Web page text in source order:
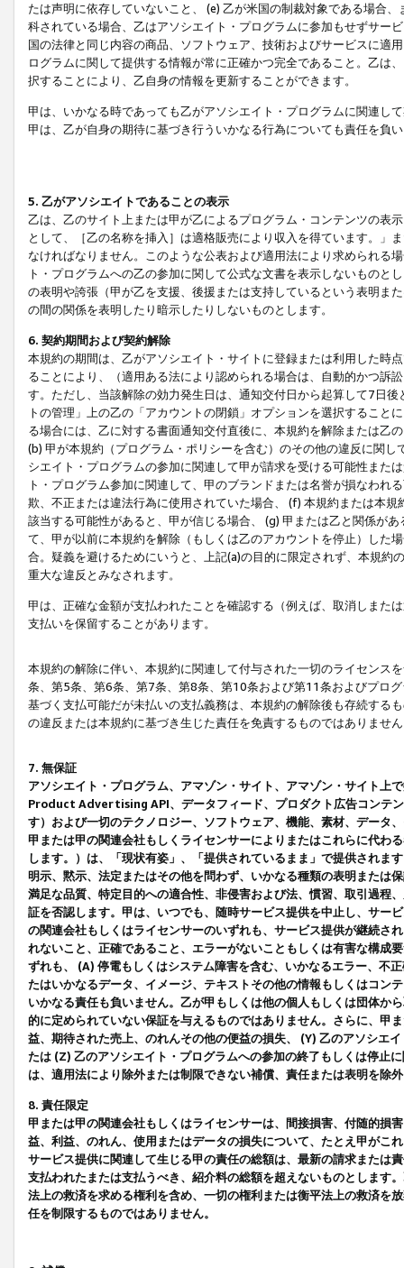
たは声明に依存していないこと、 (e) 乙が米国の制裁対象である場合
科されている場合、乙はアソシエイト・プログラムに参加もせずサー
国の法律と同じ内容の商品、ソフトウェア、技術およびサービスに適
ログラムに関して提供する情報が常に正確かつ完全であること。乙は
択することにより、乙自身の情報を更新することができます。
甲は、いかなる時であっても乙がアソシエイト・プログラムに関連し
甲は、乙が自身の期待に基づき行ういかなる行為についても責任を負
5. 乙がアソシエイトであることの表示
乙は、乙のサイト上または甲が乙によるプログラム・コンテンツの表
として、［乙の名称を挿入］は適格販売により収入を得ています。」
なければなりません。このような公表および適用法により求められる
ト・プログラムへの乙の参加に関して公式な文書を表示しないもの
の表明や誇張（甲が乙を支援、後援または支持しているという表明ま
の間の関係を表明したり暗示したりしないものとします。
6. 契約期間および契約解除
本規約の期間は、乙がアソシエイト・サイトに登録または利用した時
ることにより、（適用ある法により認められる場合は、自動的かつ訴
す。ただし、当該解除の効力発生日は、通知交付日から起算して7日
トの管理」上の乙の「アカウントの閉鎖」オプションを選択するこ
る場合には、乙に対する書面通知交付直後に、本規約を解除または乙
(b) 甲が本規約（プログラム・ポリシーを含む）のその他の違反に関
シエイト・プログラムの参加に関連して甲が請求を受ける可能性また
ト・プログラム参加に関連して、甲のブランドまたは名誉が損なわれ
欺、不正または違法行為に使用されていた場合、 (f) 本規約または本
該当する可能性があると、甲が信じる場合、 (g) 甲または乙と関係が
て、甲が以前に本規約を解除（もしくは乙のアカウントを停止）した
合。疑義を避けるためにいうと、上記(a)の目的に限定されず、本規
重大な違反とみなされます。
甲は、正確な金額が支払われたことを確認する（例えば、取消しまた
支払いを保留することがあります。
本規約の解除に伴い、本規約に関連して付与された一切のライセンス
条、第5条、第6条、第7条、第8条、第10条および第11条およびプロ
基づく支払可能だが未払いの支払義務は、本規約の解除後も存続する
の違反または本規約に基づき生じた責任を免責するものではありませ
7. 無保証
アソシエイト・プログラム、アマゾン・サイト、アマゾン・サイト上
Product Advertising API、データフィード、プロダクト広告コンテ
す）および一切のテクノロジー、ソフトウェア、機能、素材、データ
甲または甲の関連会社もしくライセンサーによりまたはこれらに代わ
します。）は、「現状有姿」、「提供されているまま」で提供されま
明示、黙示、法定またはその他を問わず、いかなる種類の表明または
満足な品質、特定目的への適合性、非侵害および法、慣習、取引過程
証を否認します。甲は、いつでも、随時サービス提供を中止し、サー
の関連会社もしくはライセンサーのいずれも、サービス提供が継続さ
れないこと、正確であること、エラーがないこともしくは有害な構成
ずれも、 (A) 停電もしくはシステム障害を含む、いかなるエラー、不
たはいかなるデータ、イメージ、テキストその他の情報もしくはコン
いかなる責任も負いません。乙が甲もしくは他の個人もしくは団体か
的に定められていない保証を与えるものではありません。さらに、甲
益、期待された売上、のれんその他の便益の損失、 (Y) 乙のアソシエ
たは (Z) 乙のアソシエイト・プログラムへの参加の終了もしくは停止
は、適用法により除外または制限できない補償、責任または表明を除
8. 責任限定
甲または甲の関連会社もしくはライセンサーは、間接損害、付随的損
益、利益、のれん、使用またはデータの損失について、たとえ甲がこ
サービス提供に関連して生じる甲の責任の総額は、最新の請求または
支払われたまたは支払うべき、紹介料の総額を超えないものとします
法上の救済を求める権利を含め、一切の権利または衡平法上の救済を
任を制限するものではありません。